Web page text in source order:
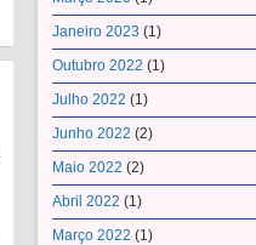
Janeiro 2023 (1)
Outubro 2022 (1)
Julho 2022 (1)
Junho 2022 (2)
Maio 2022 (2)
Abril 2022 (1)
Março 2022 (1)